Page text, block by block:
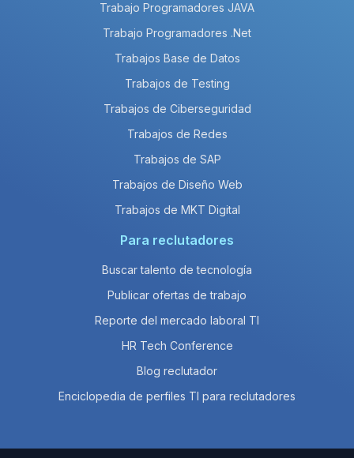
Trabajo Programadores JAVA
Trabajo Programadores .Net
Trabajos Base de Datos
Trabajos de Testing
Trabajos de Ciberseguridad
Trabajos de Redes
Trabajos de SAP
Trabajos de Diseño Web
Trabajos de MKT Digital
Para reclutadores
Buscar talento de tecnología
Publicar ofertas de trabajo
Reporte del mercado laboral TI
HR Tech Conference
Blog reclutador
Enciclopedia de perfiles TI para reclutadores